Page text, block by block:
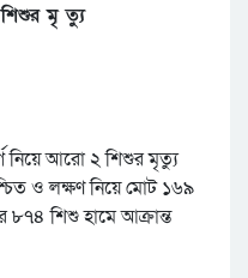
মৃ ত্যু
নিয়ে আরো ২ শিশুর মৃত্যু
ও লক্ষণ নিয়ে মোট ১৬৯
শিশু হামে আক্রান্ত